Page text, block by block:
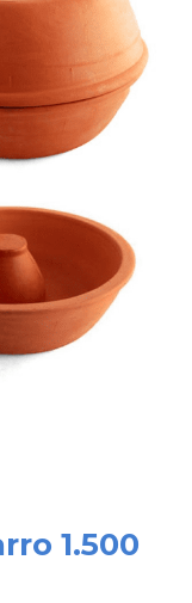
1.500